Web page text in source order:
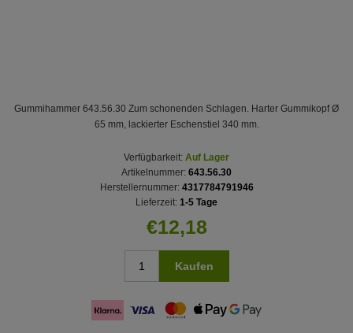
Gummihammer 643.56.30 Zum schonenden Schlagen. Harter Gummikopf Ø
65 mm, lackierter Eschenstiel 340 mm.
Verfügbarkeit: Auf Lager
Artikelnummer: 643.56.30
Herstellernummer: 4317784791946
Lieferzeit: 1-5 Tage
€12,18
Kaufen